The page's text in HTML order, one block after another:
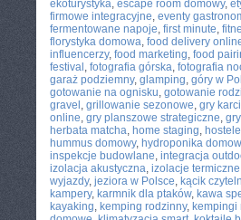
ekoturystyka, escape room domowy,
firmowe integracyjne, eventy
fermentowane napoje, first minute,
florystyka domowa, food delivery
influencerzy, food marketing, food
festival , fotografia górska, fotografia
garaż podziemny, glamping, góry w
gotowanie na ognisku, gotowanie
gravel , grillowanie sezonowe, gry
online, gry planszowe strategiczne,
herbata matcha, home staging,
hummus domowy, hydroponika
inspekcje budowlane, integracja
izolacja akustyczna, izolacje termiczne
wyjazdy, jeziora w Polsce, kącik
kampery, karmnik dla ptaków, kawa
kayaking, kemping rodzinny, kempingi